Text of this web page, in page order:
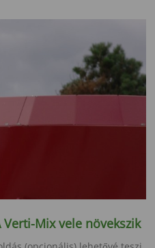
Mix vele növekszik